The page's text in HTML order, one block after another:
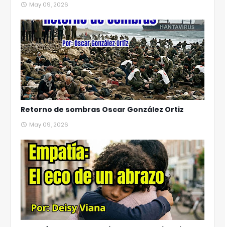
May 09, 2026
Retorno de sombras Oscar González Ortiz
May 09, 2026